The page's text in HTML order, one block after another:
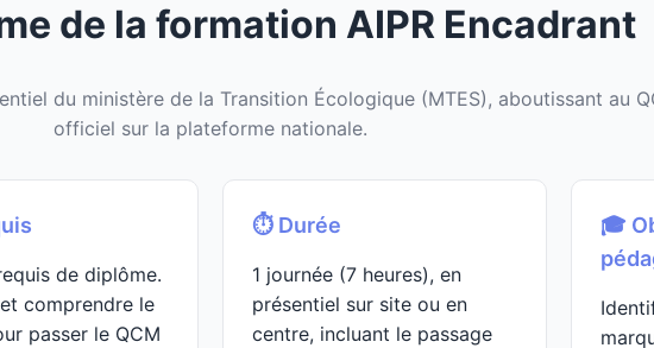
de la formation AIPR Encadrant
du ministère de la Transition Écologique (MTES), aboutissant au
officiel sur la plateforme nationale.
de diplôme.
comprendre le
passer le QCM
⏱️ Durée
1 journée (7 heures), en
présentiel sur site ou en
centre, incluant le passage
🎓